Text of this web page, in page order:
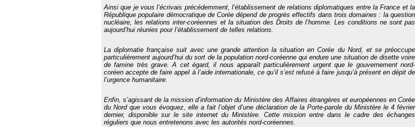
Ainsi que je vous l’écrivais précédemment, l’établissement de relations diplomatiques entre la France et la
République populaire démocratique de Corée dépend de progrès effectifs dans trois domaines : la question
nucléaire, les relations inter-coréennes et la situation des Droits de l’homme. Les conditions ne sont pas
aujourd’hui réunies pour l’établissement de telles relations.
La diplomatie française suit avec une grande attention la situation en Corée du Nord, et se préoccupe
particulièrement aujourd’hui du sort de la population nord-coréenne qui endure une situation de disette voire
de famine très grave. A cet égard, il nous apparaît particulièrement urgent que le gouvernement nord-
coréen accepte de faire appel à l’aide internationale, ce qu’il s’est refusé à faire jusqu’à présent en dépit de
l’urgence humanitaire.
Enfin, s’agissant de la mission d’information du Ministère des Affaires étrangères et européennes en Corée
du Nord que vous évoquez, elle a fait l’objet d’une déclaration de la Porte-parole du Ministère le 4 février
dernier, disponible sur le site internet du Ministère. Cette mission entre dans le cadre des échanges
réguliers que nous entretenons avec les autorités nord-coréennes.